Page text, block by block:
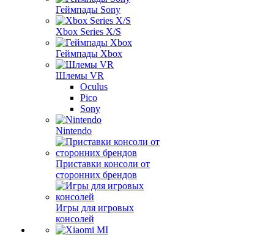
Геймпады Sony
Xbox Series X/S
Геймпады Xbox
Шлемы VR
Oculus
Pico
Sony
Nintendo
Приставки консоли от
сторонних брендов
Игры для игровых
консолей